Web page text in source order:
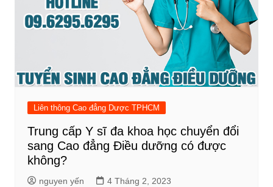
Liên thông Cao đẳng Dược TPHCM
Trung cấp Y sĩ đa khoa học chuyển đổi
sang Cao đẳng Điều dưỡng có được
không?
nguyen yến 4 Tháng 2, 2023